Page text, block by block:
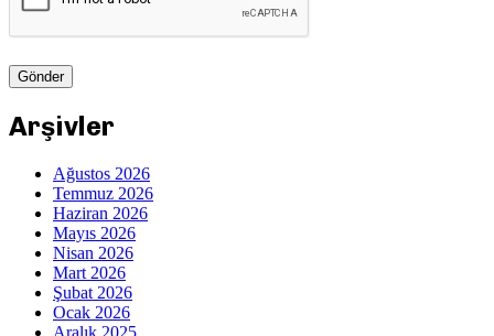
Arşivler
Ağustos 2026
Temmuz 2026
Haziran 2026
Mayıs 2026
Nisan 2026
Mart 2026
Şubat 2026
Ocak 2026
Aralık 2025